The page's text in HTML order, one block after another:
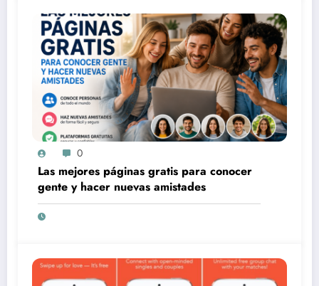
0
Las mejores páginas gratis para conocer
gente y hacer nuevas amistades